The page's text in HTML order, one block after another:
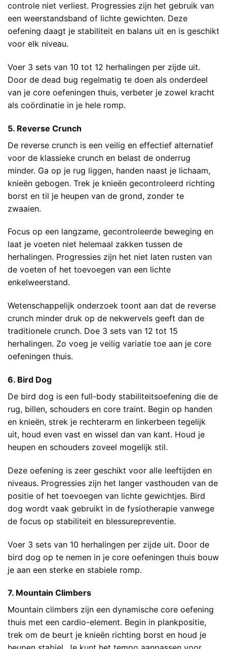
controle niet verliest. Progressies zijn het gebruik van
een weerstandsband of lichte gewichten. Deze
oefening daagt je stabiliteit en balans uit en is geschikt
voor elk niveau.
Voer 3 sets van 10 tot 12 herhalingen per zijde uit.
Door de dead bug regelmatig te doen als onderdeel
van je core oefeningen thuis, verbeter je zowel kracht
als coördinatie in je hele romp.
5. Reverse Crunch
De reverse crunch is een veilig en effectief alternatief
voor de klassieke crunch en belast de onderrug
minder. Ga op je rug liggen, handen naast je lichaam,
knieën gebogen. Trek je knieën gecontroleerd richting
borst en til je heupen van de grond, zonder te
zwaaien.
Focus op een langzame, gecontroleerde beweging en
laat je voeten niet helemaal zakken tussen de
herhalingen. Progressies zijn het niet laten rusten van
de voeten of het toevoegen van een lichte
enkelweerstand.
Wetenschappelijk onderzoek toont aan dat de reverse
crunch minder druk op de nekwervels geeft dan de
traditionele crunch. Doe 3 sets van 12 tot 15
herhalingen. Zo voeg je veilig variatie toe aan je core
oefeningen thuis.
6. Bird Dog
De bird dog is een full-body stabiliteitsoefening die de
rug, billen, schouders en core traint. Begin op handen
en knieën, strek je rechterarm en linkerbeen tegelijk
uit, houd even vast en wissel dan van kant. Houd je
heupen en schouders zoveel mogelijk stil.
Deze oefening is zeer geschikt voor alle leeftijden en
niveaus. Progressies zijn het langer vasthouden van de
positie of het toevoegen van lichte gewichtjes. Bird
dog wordt vaak gebruikt in de fysiotherapie vanwege
de focus op stabiliteit en blessurepreventie.
Voer 3 sets van 10 herhalingen per zijde uit. Door de
bird dog op te nemen in je core oefeningen thuis bouw
je aan een sterke en stabiele romp.
7. Mountain Climbers
Mountain climbers zijn een dynamische core oefening
thuis met een cardio-element. Begin in plankpositie,
trek om de beurt je knieën richting borst en houd je